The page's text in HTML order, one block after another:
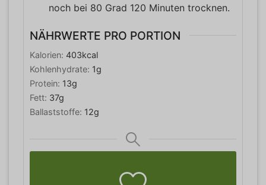
noch bei 80 Grad 120 Minuten trocknen.
NÄHRWERTE PRO PORTION
Kalorien: 403kcal
Kohlenhydrate: 1g
Protein: 13g
Fett: 37g
Ballaststoffe: 12g